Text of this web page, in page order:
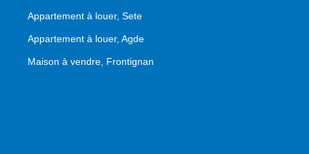
Appartement à louer, Sete
Appartement à louer, Agde
Maison à vendre, Frontignan